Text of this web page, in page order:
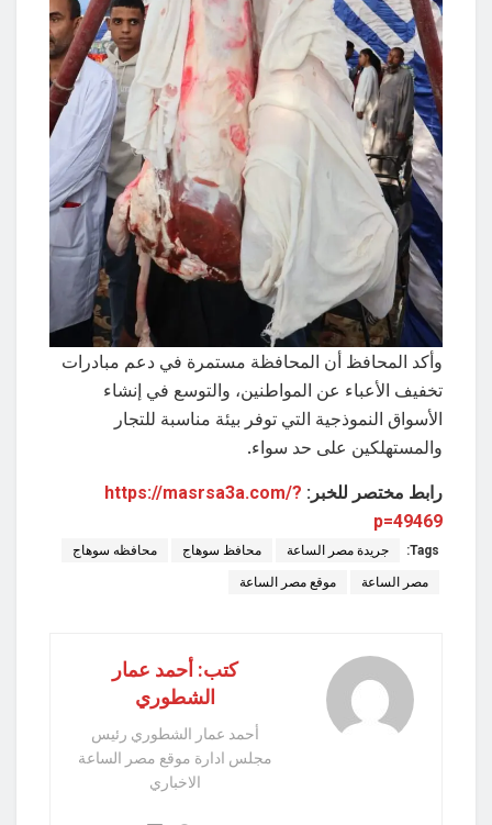
وأكد المحافظ أن المحافظة مستمرة في دعم مبادرات
تخفيف الأعباء عن المواطنين، والتوسع في إنشاء
الأسواق النموذجية التي توفر بيئة مناسبة للتجار
والمستهلكين على حد سواء.
رابط مختصر للخبر: https://masrsa3a.com/?
p=49469
Tags: جريدة مصر الساعة محافظ سوهاج محافظه سوهاج
مصر الساعة موقع مصر الساعة
كتب: أحمد عمار
الشطوري
أحمد عمار الشطوري رئيس
مجلس ادارة موقع مصر الساعة
الاخباري